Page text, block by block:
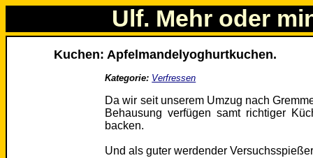
Ulf. Mehr oder
Kuchen: Apfelmandelyoghurtkuchen.
Kategorie: Verfressen
Da wir seit unserem Umzug nach
Behausung verfügen samt richtiger
backen.
Und als guter werdender